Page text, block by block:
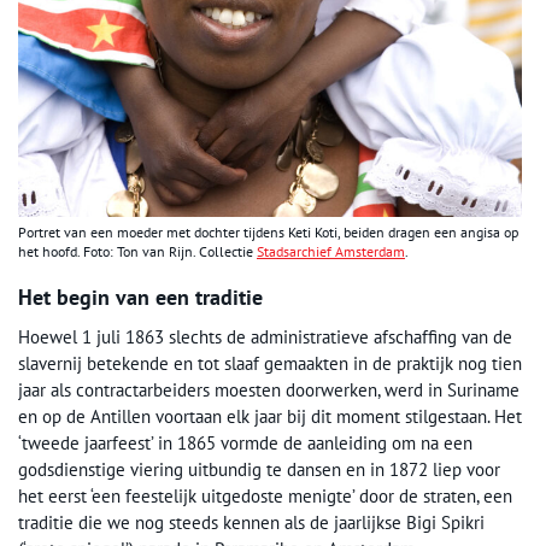
Portret van een moeder met dochter tijdens Keti Koti, beiden dragen een angisa op
het hoofd. Foto: Ton van Rijn. Collectie Stadsarchief Amsterdam.
Het begin van een traditie
Hoewel 1 juli 1863 slechts de administratieve afschaffing van de
slavernij betekende en tot slaaf gemaakten in de praktijk nog tien
jaar als contractarbeiders moesten doorwerken, werd in Suriname
en op de Antillen voortaan elk jaar bij dit moment stilgestaan. Het
‘tweede jaarfeest’ in 1865 vormde de aanleiding om na een
godsdienstige viering uitbundig te dansen en in 1872 liep voor
het eerst ‘een feestelijk uitgedoste menigte’ door de straten, een
traditie die we nog steeds kennen als de jaarlijkse Bigi Spikri